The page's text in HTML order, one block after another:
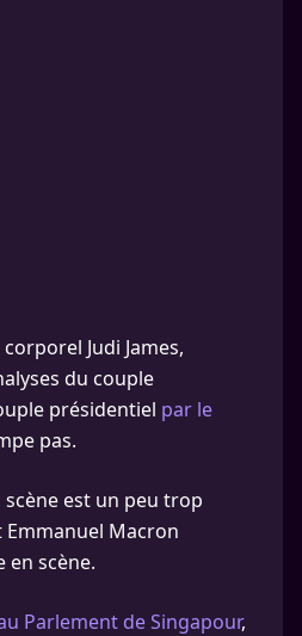
Judi James,
du couple
présidentiel par le
pas.
scène est un peu trop
Macron
en scène.
Parlement de Singapour,